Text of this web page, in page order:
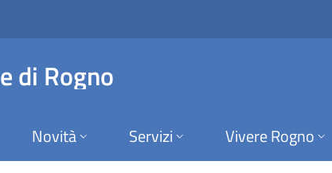
di Rogno
di Rogno
Novità Servizi Vivere Rogno